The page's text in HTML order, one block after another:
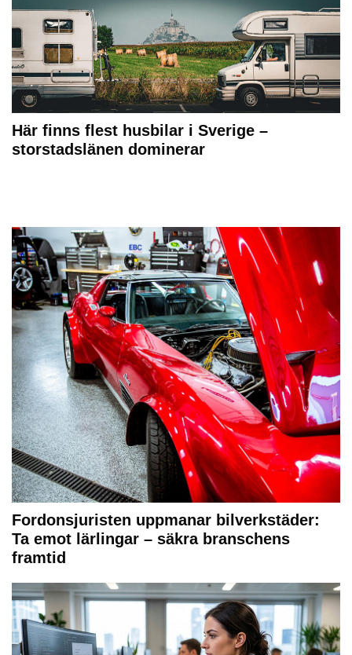
Här finns flest husbilar i Sverige –
storstadslänen dominerar
Fordonsjuristen uppmanar bilverkstäder:
Ta emot lärlingar – säkra branschens
framtid